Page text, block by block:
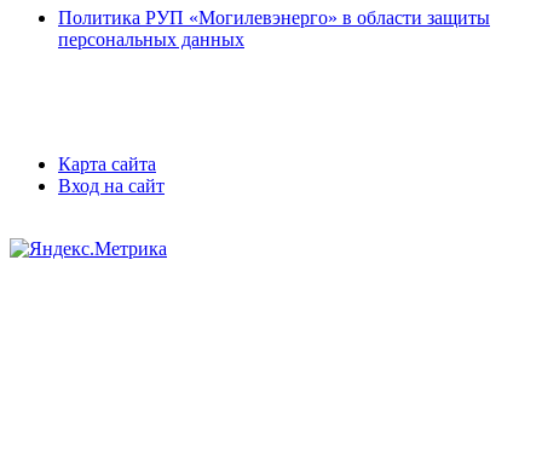
Политика РУП «Могилевэнерго» в области защиты
персональных данных
Карта сайта
Вход на сайт